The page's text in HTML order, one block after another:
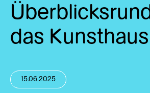
das
15.06.2025